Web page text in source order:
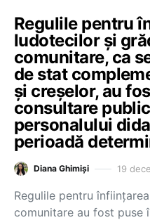
Regulile pentru
ludotecilor și
comunitare, ca
de stat
și creșelor, au
consultare
personalului
perioadă
Diana Ghimiși 19
Regulile pentru
comunitare au fost puse